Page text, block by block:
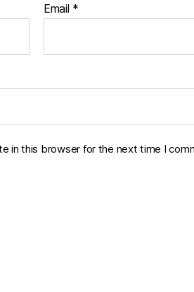
Email *
in this browser for the next time I